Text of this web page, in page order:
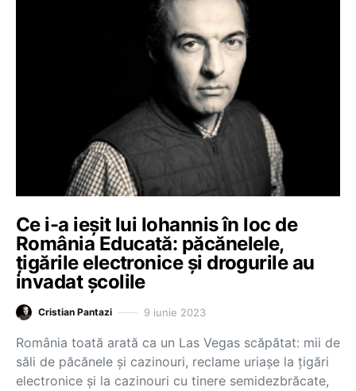
Ce i-a ieșit lui Iohannis în loc de
România Educată: păcănelele,
țigările electronice și drogurile au
invadat școlile
Cristian Pantazi 9 iunie 2023
România toată arată ca un Las Vegas scăpătat: mii de
săli de păcănele și cazinouri, reclame uriașe la țigări
electronice și la cazinouri cu tinere semidezbrăcate,